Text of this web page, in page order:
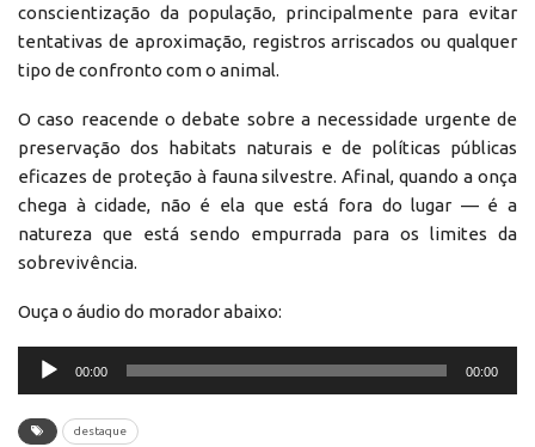
conscientização da população, principalmente para evitar
tentativas de aproximação, registros arriscados ou qualquer
tipo de confronto com o animal.
O caso reacende o debate sobre a necessidade urgente de
preservação dos habitats naturais e de políticas públicas
eficazes de proteção à fauna silvestre. Afinal, quando a onça
chega à cidade, não é ela que está fora do lugar — é a
natureza que está sendo empurrada para os limites da
sobrevivência.
Ouça o áudio do morador abaixo:
Reprodutor
áudio
00:00 00:00
destaque